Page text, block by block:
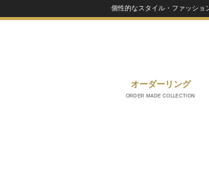
個性的なスタイル・ファッショ
オーダーリング
ORDER MADE COLLECTION